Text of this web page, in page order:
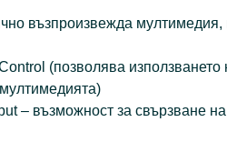
възпроизвежда мултимедия,
(позволява използването
– възможност за свързване